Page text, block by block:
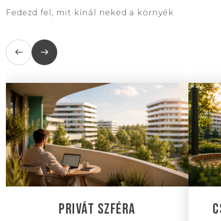
Fedezd fel, mit kínál neked a környék
arrow_left_alt arrow_right_alt
PRIVÁT SZFÉRA